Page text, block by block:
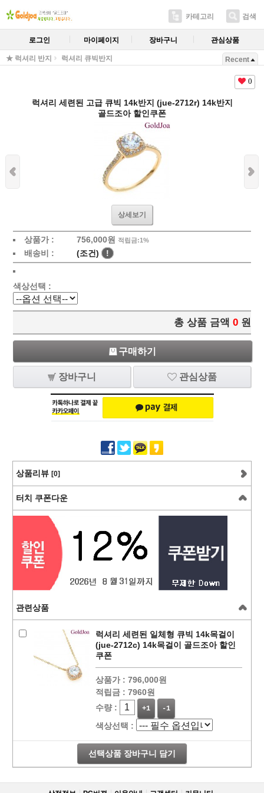
카테고리 검색
로그인 마이페이지 장바구니 관심상품
★ 럭셔리 반지 럭셔리 큐빅반지 Recent
0
럭셔리 세련된 고급 큐빅 14k반지 (jue-2712r) 14k반지
골드조아 할인쿠폰
상세보기
상품가 : 756,000원 적립금:1%
배송비 : (조건) !
색상선택 :
총 상품 금액 0 원
구매하기
장바구니 관심상품
상품리뷰 [0]
터치 쿠폰다운
관련상품
럭셔리 세련된 일체형 큐빅 14k목걸이
(jue-2712c) 14k목걸이 골드조아 할인
쿠폰
상품가 : 796,000원
적립금 : 7960원
수량 :
+1 -1
색상선택 :
선택상품 장바구니 담기